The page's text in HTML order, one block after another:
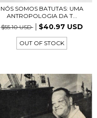
NÓS SOMOS BATUTAS: UMA
ANTROPOLOGIA DA T...
$55.10 USD
$40.97 USD
OUT OF STOCK